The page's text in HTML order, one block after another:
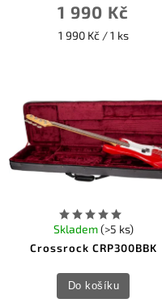
1 990 Kč
1 990 Kč / 1 ks
Crossrock CRP300BBK
Skladem(>5 ks)
Do košíku